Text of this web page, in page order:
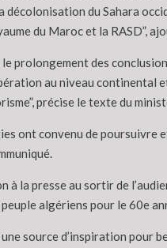
décolonisation du Sahara
du Maroc et la RASD”,
prolongement des
au niveau continental
précise le texte du
ont convenu de
à la presse au sortir de
algériens pour le 60e
source d’inspiration pour